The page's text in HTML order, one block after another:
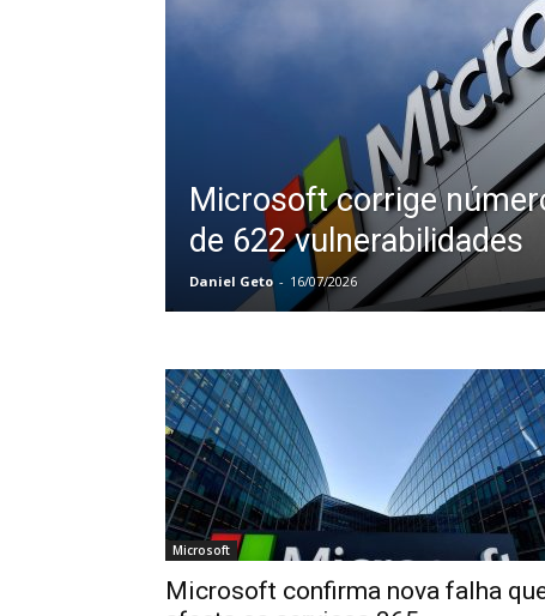
Microsoft corrige
de 622 vulnerabilidades
Daniel Geto - 16/07/2026
Microsoft
Microsoft confirma nova falha